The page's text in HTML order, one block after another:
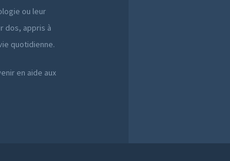
ou leur
dos, appris à
quotidienne.
en aide aux